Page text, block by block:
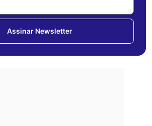
Assinar Newsletter